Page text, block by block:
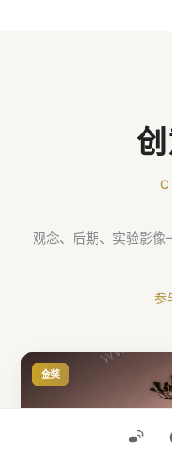
观念、后期、实验影
参
金奖